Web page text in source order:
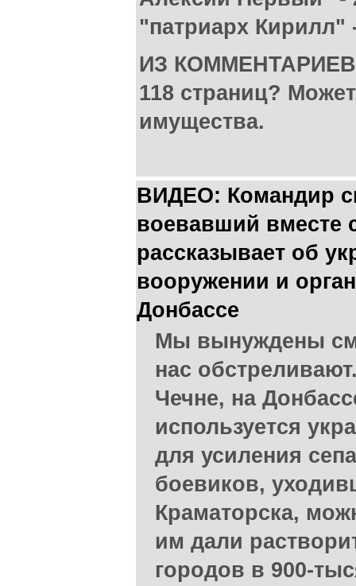
"патриарх Кирилл"
ИЗ
118 страниц?
имущества.
ВИДЕО: Командир
воевавший вместе
рассказывает об
вооружении и
Донбассе
Мы вынуждены
нас
Чечне, на
используется
для усиления
боевиков,
Краматорска,
им дали
городов в 900-